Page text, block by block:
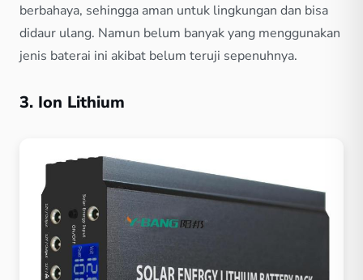
berbahaya, sehingga aman untuk lingkungan dan bisa
didaur ulang. Namun belum banyak yang menggunakan
jenis baterai ini akibat belum teruji sepenuhnya.
3. Ion Lithium